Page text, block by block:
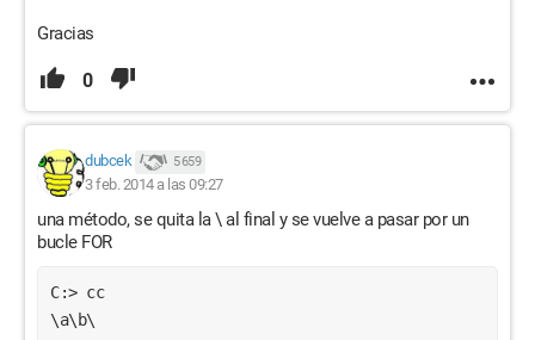
Gracias
0
dubcek 5 659
3 feb. 2014 a las 09:27
una método, se quita la \ al final y se vuelve a pasar por un
bucle FOR
C:> cc
\a\b\